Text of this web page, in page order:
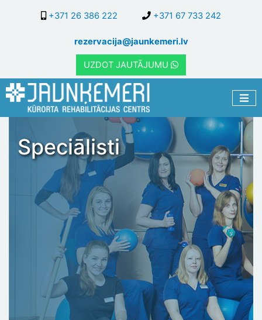
galveno
saturu
+371 26 386 222 +371 67 733 242
rezervacija@jaunkemeri.lv
UZDOT JAUTĀJUMU
Speciālisti